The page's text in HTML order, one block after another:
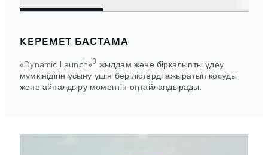
КЕРЕМЕТ БАСТАМА
«Dynamic Launch»3 жылдам және бірқалыпты үдеу
мүмкінідігін ұсыну үшін берілістерді ажыратып қосуды
және айналдыру моментін оңтайландырады.